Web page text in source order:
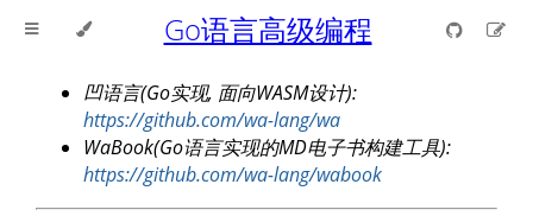
Go语言高级编程
凹语言(Go实现, 面向WASM设计):
https://github.com/wa-lang/wa
WaBook(Go语言实现的MD电子书构建工具):
https://github.com/wa-lang/wabook